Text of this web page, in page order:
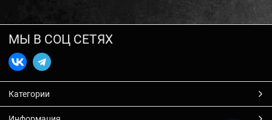
МЫ В СОЦ СЕТЯХ
Категории